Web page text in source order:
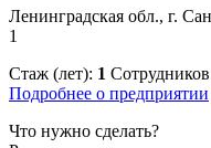
Ленинградская обл., г.
1
Стаж (лет): 1
Подробнее о предприятии
Что нужно сделать?